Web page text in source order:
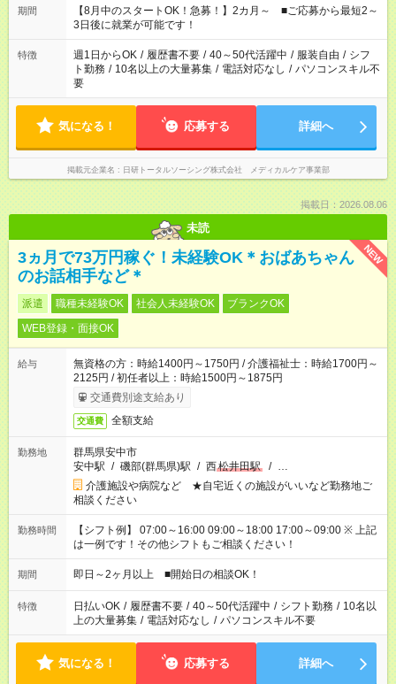
時間。 合計で週40時間を超える場合は応募できません。
期間
【8月中のスタートOK！急募！】2カ月～ ■ご応募から最短2～
3日後に就業が可能です！
特徴 週1日からOK / 履歴書不要 / 40～50代活躍中 / 服装自由 / シフ
ト勤務 / 10名以上の大量募集 / 電話対応なし / パソコンスキル不
要
気になる！ 応募する 詳細へ
掲載元企業名 日研トータルソーシング株式会社 メディカルケア事業部
掲載日：2026.08.06
未読
NEW
3ヵ月で73万円稼ぐ！未経験OK＊おばあちゃん
のお話相手など＊
派遣 職種未経験OK 社会人未経験OK
ブランクOK
WEB登録・面接OK
給与
無資格の方：時給1400円～1750円 / 介護福祉士：時給1700円～
2125円 / 初任者以上：時給1500円～1875円
交通費別途支給あり
交通費 全額支給
勤務地
群馬県安中市
安中駅 / 磯部(群馬県)駅 / 西松井田駅 / …
介護施設や病院など ★自宅近くの施設がいいなど勤務地ご
相談ください
勤務時間
【シフト例】 07:00～16:00 09:00～18:00 17:00～09:00 ※ 上記
は一例です！その他シフトもご相談ください！
期間 即日～2ヶ月以上 ■開始日の相談OK！
特徴 日払いOK / 履歴書不要 / 40～50代活躍中 / シフト勤務 / 10名以
上の大量募集 / 電話対応なし / パソコンスキル不要
気になる！ 応募する 詳細へ